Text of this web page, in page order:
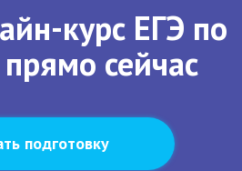
курс ЕГЭ по
сейчас
подготовку